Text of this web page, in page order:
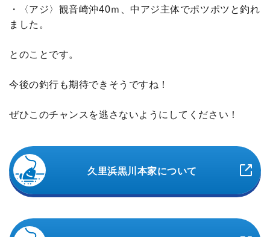
・〈アジ〉観音崎沖40ｍ、中アジ主体でポツポツと釣れ
ました。
とのことです。
今後の釣行も期待できそうですね！
ぜひこのチャンスを逃さないようにしてください！
久里浜黒川本家について